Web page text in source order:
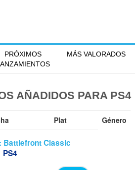
PRÓXIMOS
MÁS VALORADOS
AÑADIDOS PARA PS4
Plat Género
Battlefront Classic
PS4